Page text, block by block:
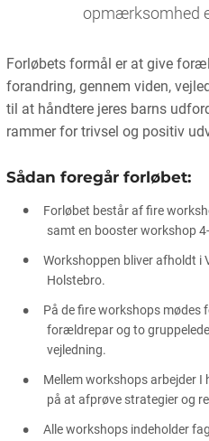
opmærksomhed
Forløbets formål er at give
forandring, gennem viden,
til at håndtere jeres barns
rammer for trivsel og positiv
Sådan foregår forløbet:
Forløbet består af fire
samt en booster workshop
Workshoppen bliver afholdt i
Holstebro.
På de fire workshops
forældrepar og to
vejledning.
Mellem workshops arbejder I
på at afprøve strategier og
Alle workshops indeholder